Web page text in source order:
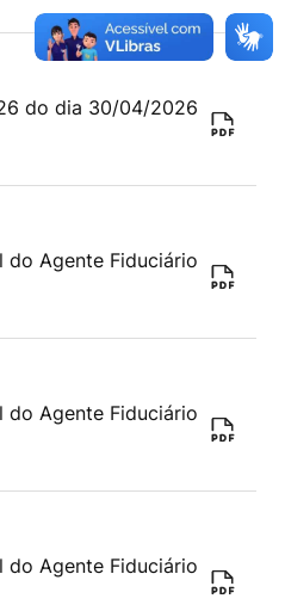
do dia 30/04/2026
do Agente Fiduciário
do Agente Fiduciário
do Agente Fiduciário